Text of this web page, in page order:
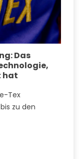
Das
hat
Tex
zu den